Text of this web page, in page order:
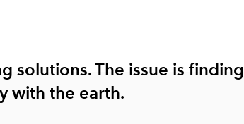
solutions. The issue is finding
with the earth.